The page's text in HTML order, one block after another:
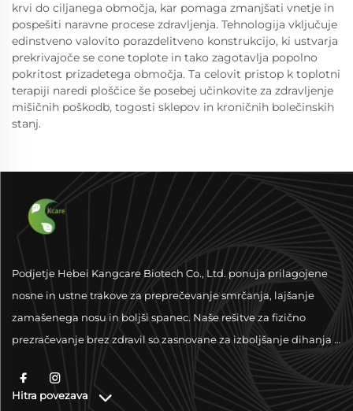
krvi do ciljanega območja, kar pomaga zmanjšati vnetje in
pospešiti naravne procese zdravljenja. Tehnologija vključuje
edinstveno valovito porazdelitveno konstrukcijo, ki ustvarja
prekrivajoče se cone toplote in tako zagotavlja popolno
pokritost prizadetega območja. Ta celovit pristop k toplotni
terapiji naredi ploščice še posebej učinkovite za zdravljenje
mišičnih poškodb, togosti sklepov in kroničnih bolečinskih
stanj.
Podjetje Hebei Kangcare Biotech Co., Ltd. ponuja prilagojene
nosne in ustne trakove za preprečevanje smrčanja, lajšanje
zamašenega nosu in boljši spanec. Naše rešitve za fizično
prezračevanje brez zdravil so zasnovane za izboljšanje dihanja z
Hitra povezava